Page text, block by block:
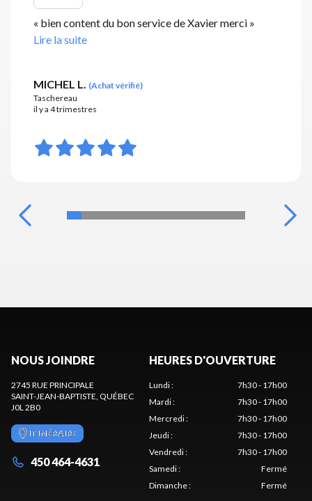
« bien content du bon service de Xavier merci »
Lire la suite
MICHEL L. (Achat vérifié)
Taschereau
il y a 4 trimestres
NOUS JOINDRE
2745 RUE PRINCIPALE
SAINT-JEAN-BAPTISTE , QUÉBEC
J0L 2B0
ITINÉRAIRE
450 464-4631
HEURES D'OUVERTURE
Lundi:
7h30 - 17h00
Mardi:
7h30 - 17h00
Mercredi:
7h30 - 17h00
Jeudi:
7h30 - 17h00
Vendredi:
7h30 - 17h00
Samedi:
Fermé
Dimanche: Fermé